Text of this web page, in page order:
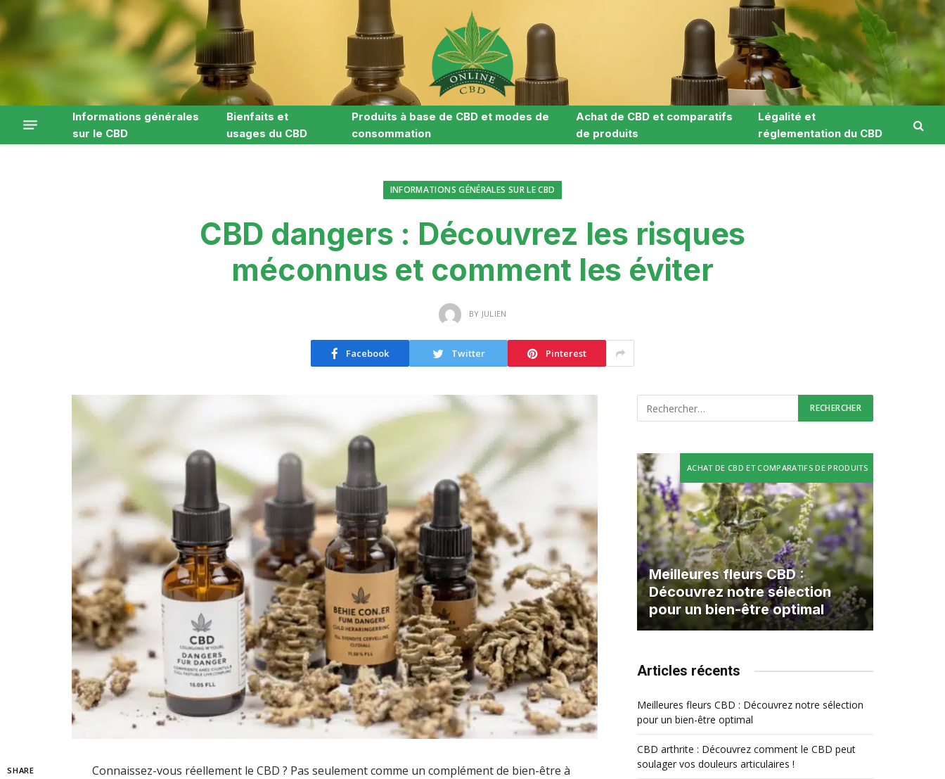
Informations générales
sur le CBD
Bienfaits et
usages du CBD
Produits à base de CBD et modes de
consommation
Achat de CBD et comparatifs
de produits
Légalité et
réglementation du CBD
INFORMATIONS GÉNÉRALES SUR LE CBD
CBD dangers : Découvrez les risques
méconnus et comment les éviter
BY JULIEN
Facebook Twitter Pinterest
SHARE
Connaissez-vous réellement le CBD ? Pas seulement comme un complément de bien-être à
ACHAT DE CBD ET COMPARATIFS DE PRODUITS
Meilleures fleurs CBD :
Découvrez notre sélection
pour un bien-être optimal
Articles récents
Meilleures fleurs CBD : Découvrez notre sélection
pour un bien-être optimal
CBD arthrite : Découvrez comment le CBD peut
soulager vos douleurs articulaires !